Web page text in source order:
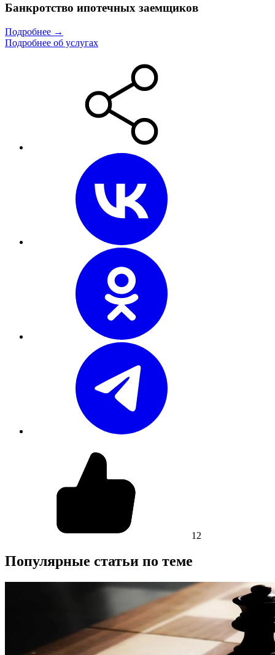
Банкротство ипотечных заемщиков
Подробнее →
Подробнее об услугах
12
Популярные статьи по теме